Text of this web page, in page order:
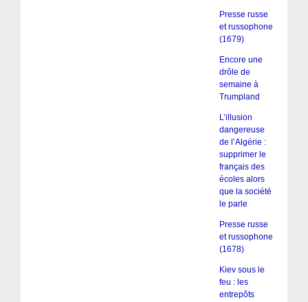
Presse russe
et russophone
(1679)
Encore une
drôle de
semaine à
Trumpland
L’illusion
dangereuse
de l’Algérie :
supprimer le
français des
écoles alors
que la société
le parle
Presse russe
et russophone
(1678)
Kiev sous le
feu : les
entrepôts